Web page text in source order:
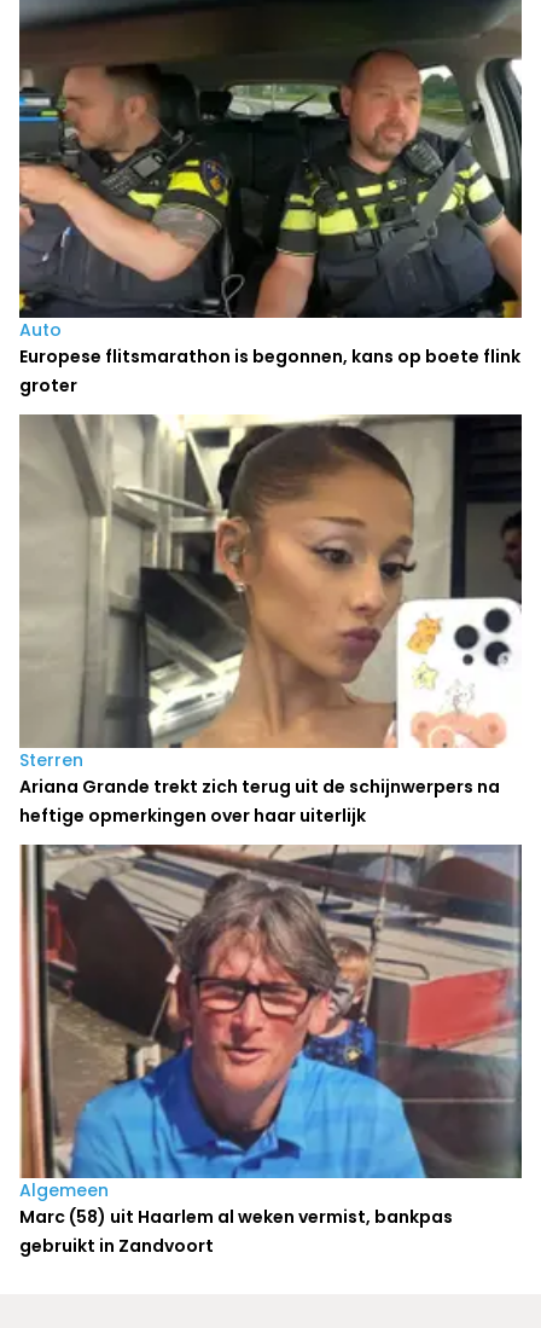
Auto
Europese flitsmarathon is begonnen, kans op boete flink
groter
Sterren
Ariana Grande trekt zich terug uit de schijnwerpers na
heftige opmerkingen over haar uiterlijk
Algemeen
Marc (58) uit Haarlem al weken vermist, bankpas
gebruikt in Zandvoort